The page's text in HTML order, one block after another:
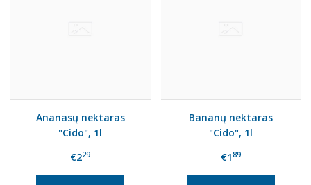
Ananasų nektaras
"Cido", 1l
€229
Bananų nektaras
"Cido", 1l
€189